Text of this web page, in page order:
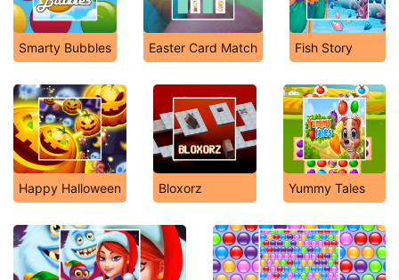
Smarty Bubbles Easter Card Match Fish Story
Happy Halloween Bloxorz Yummy Tales